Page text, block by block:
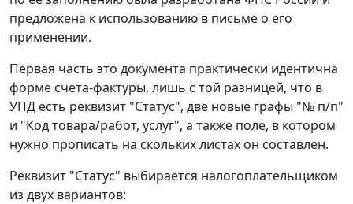
предложена к использованию в письме о его
применении.
Первая часть это документа практически идентична
форме счета-фактуры, лишь с той разницей, что в
УПД есть реквизит "Статус", две новые графы "№ п/п"
и "Код товара/работ, услуг", а также поле, в котором
нужно прописать на скольких листах он составлен.
Реквизит "Статус" выбирается налогоплательщиком
из двух вариантов: